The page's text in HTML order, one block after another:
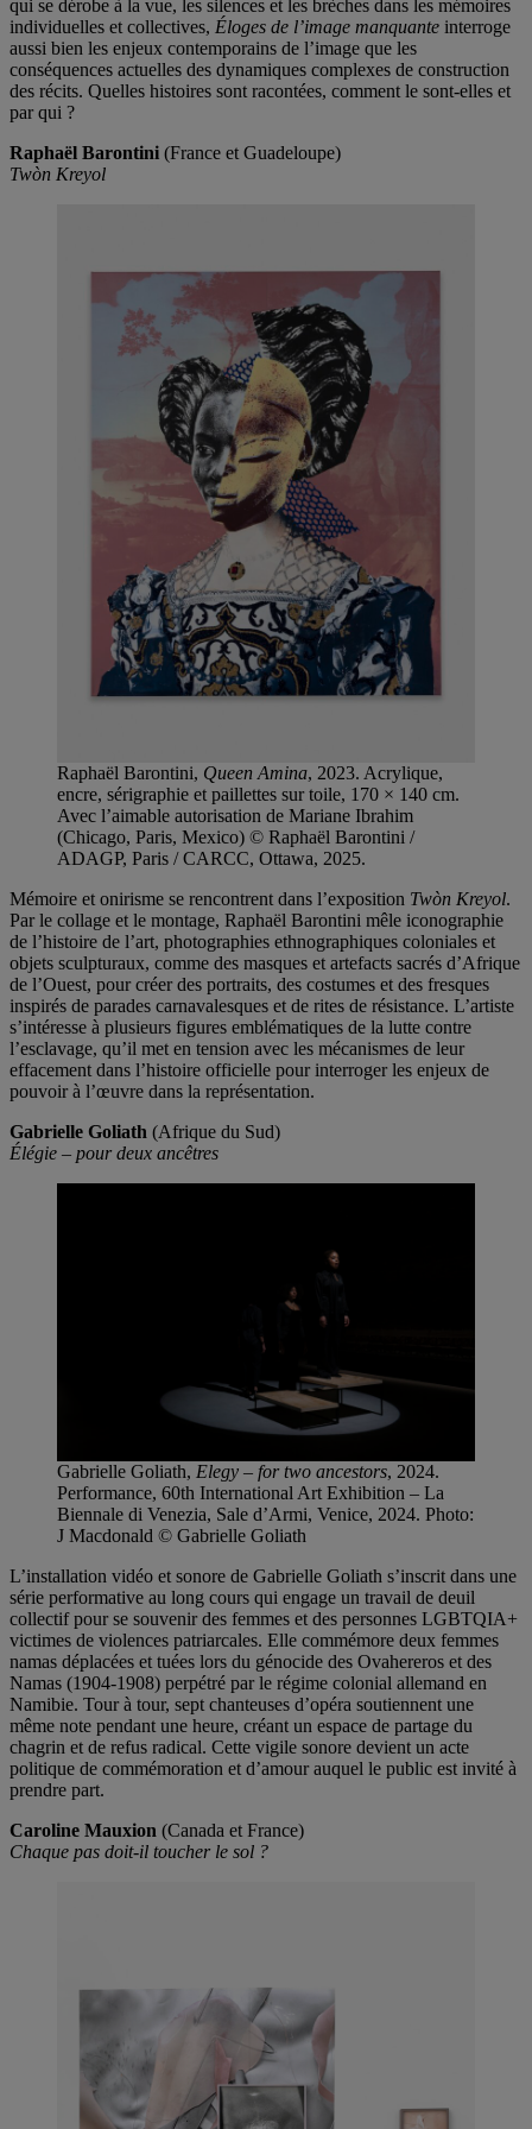
qui se dérobe à la vue, les silences et les brèches dans les mémoires
individuelles et collectives, Éloges de l’image manquante interroge
aussi bien les enjeux contemporains de l’image que les
conséquences actuelles des dynamiques complexes de construction
des récits. Quelles histoires sont racontées, comment le sont-elles et
par qui ?
Raphaël Barontini (France et Guadeloupe)
Twòn Kreyol
Raphaël Barontini, Queen Amina, 2023. Acrylique,
encre, sérigraphie et paillettes sur toile, 170 × 140 cm.
Avec l’aimable autorisation de Mariane Ibrahim
(Chicago, Paris, Mexico) © Raphaël Barontini /
ADAGP, Paris / CARCC, Ottawa, 2025.
Mémoire et onirisme se rencontrent dans l’exposition Twòn Kreyol.
Par le collage et le montage, Raphaël Barontini mêle iconographie
de l’histoire de l’art, photographies ethnographiques coloniales et
objets sculpturaux, comme des masques et artefacts sacrés d’Afrique
de l’Ouest, pour créer des portraits, des costumes et des fresques
inspirés de parades carnavalesques et de rites de résistance. L’artiste
s’intéresse à plusieurs figures emblématiques de la lutte contre
l’esclavage, qu’il met en tension avec les mécanismes de leur
effacement dans l’histoire officielle pour interroger les enjeux de
pouvoir à l’œuvre dans la représentation.
Gabrielle Goliath (Afrique du Sud)
Élégie – pour deux ancêtres
Gabrielle Goliath, Elegy – for two ancestors, 2024.
Performance, 60th International Art Exhibition – La
Biennale di Venezia, Sale d’Armi, Venice, 2024. Photo:
J Macdonald © Gabrielle Goliath
L’installation vidéo et sonore de Gabrielle Goliath s’inscrit dans une
série performative au long cours qui engage un travail de deuil
collectif pour se souvenir des femmes et des personnes LGBTQIA+
victimes de violences patriarcales. Elle commémore deux femmes
namas déplacées et tuées lors du génocide des Ovahereros et des
Namas (1904-1908) perpétré par le régime colonial allemand en
Namibie. Tour à tour, sept chanteuses d’opéra soutiennent une
même note pendant une heure, créant un espace de partage du
chagrin et de refus radical. Cette vigile sonore devient un acte
politique de commémoration et d’amour auquel le public est invité à
prendre part.
Caroline Mauxion (Canada et France)
Chaque pas doit-il toucher le sol ?